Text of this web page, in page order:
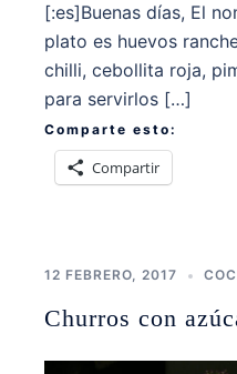
[:es]Buenas días, El
plato es huevos
chilli, cebollita roja,
para servirlos […]
Comparte esto:
Compartir
12 FEBRERO, 2017
Churros con